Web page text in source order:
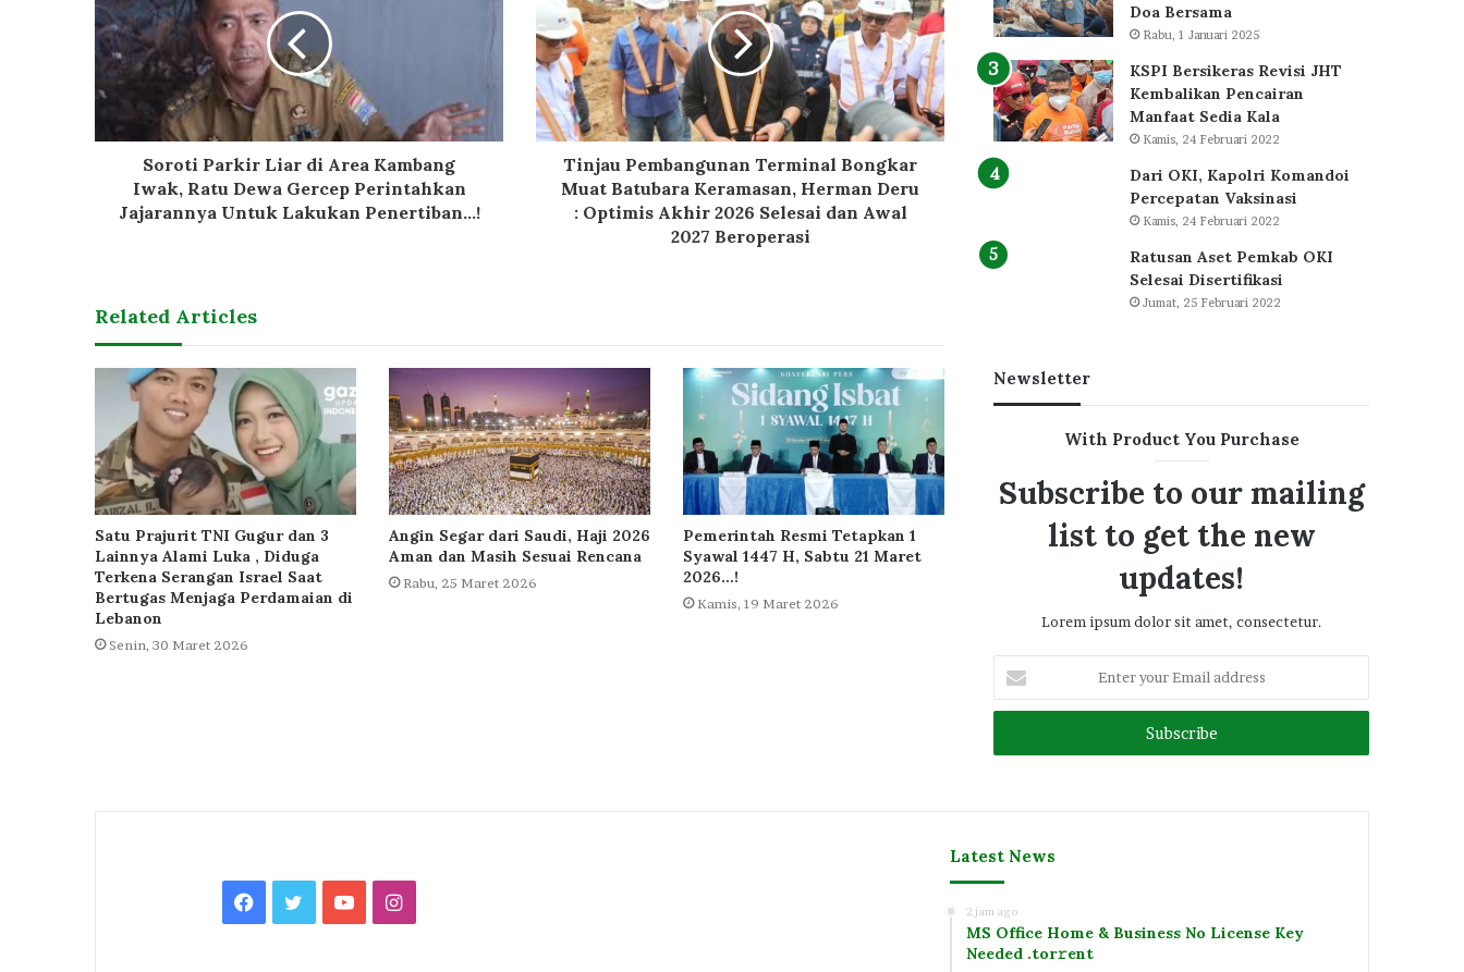
Soroti Parkir Liar di Area Kambang
Iwak, Ratu Dewa Gercep Perintahkan
Jajarannya Untuk Lakukan Penertiban...!
Tinjau Pembangunan Terminal Bongkar
Muat Batubara Keramasan, Herman Deru
: Optimis Akhir 2026 Selesai dan Awal
2027 Beroperasi
Related Articles
Satu Prajurit TNI Gugur dan 3
Lainnya Alami Luka , Diduga
Terkena Serangan Israel Saat
Bertugas Menjaga Perdamaian di
Lebanon
Senin, 30 Maret 2026
Angin Segar dari Saudi, Haji 2026
Aman dan Masih Sesuai Rencana
Rabu, 25 Maret 2026
Pemerintah Resmi Tetapkan 1
Syawal 1447 H, Sabtu 21 Maret
2026…!
Kamis, 19 Maret 2026
Doa Bersama
Rabu, 1 Januari 2025
KSPI Bersikeras Revisi JHT
Kembalikan Pencairan
Manfaat Sedia Kala
Kamis, 24 Februari 2022
Dari OKI, Kapolri Komandoi
Percepatan Vaksinasi
Kamis, 24 Februari 2022
Ratusan Aset Pemkab OKI
Selesai Disertifikasi
Jumat, 25 Februari 2022
Newsletter
With Product You Purchase
Subscribe to our mailing
list to get the new
updates!
Lorem ipsum dolor sit amet, consectetur.
your
Email
Facebook
TwitterYouTubeInstagram
Latest News
2 jam ago
MS Office Home & Business No License Key
Needed .tоr𝚛еnt